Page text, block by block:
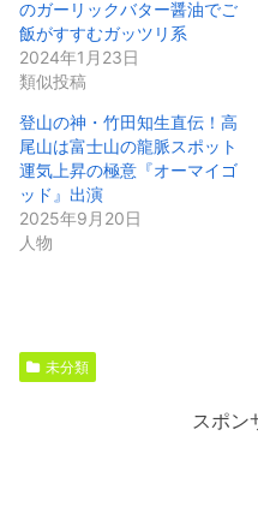
のガーリックバター醤油でご
飯がすすむガッツリ系
2024年1月23日
類似投稿
登山の神・竹田知生直伝！高
尾山は富士山の龍脈スポット
運気上昇の極意『オーマイゴ
ッド』出演
2025年9月20日
人物
未分類
スポン